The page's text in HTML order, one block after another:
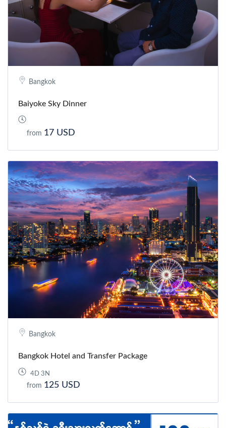
Bangkok
Baiyoke Sky Dinner
from 17 USD
Bangkok
Bangkok Hotel and Transfer Package
4D 3N
from 125 USD